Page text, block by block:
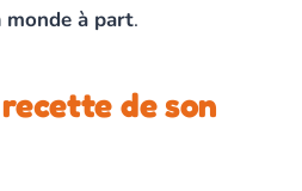
monde à part.
de son